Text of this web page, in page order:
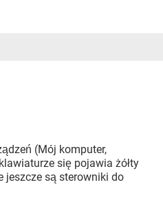
(Mój komputer,
się pojawia żółty
jeszcze są sterowniki do